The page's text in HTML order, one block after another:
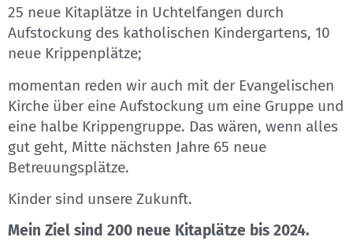
25 neue Kitaplätze in Uchtelfangen durch
Aufstockung des katholischen Kindergartens, 10
neue Krippenplätze;
momentan reden wir auch mit der Evangelischen
Kirche über eine Aufstockung um eine Gruppe und
eine halbe Krippengruppe. Das wären, wenn alles
gut geht, Mitte nächsten Jahre 65 neue
Betreuungsplätze.
Kinder sind unsere Zukunft.
Mein Ziel sind 200 neue Kitaplätze bis 2024.